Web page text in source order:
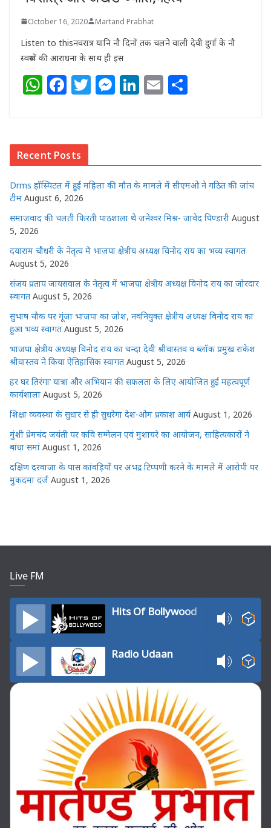
October 16, 2020 Martand Prabhat
Listen to thisनवरात्र यानि नौ दिनों तक चलने वाली देवी दुर्गा के नौ
स्वरूपों की आराधना के साथ ही इस
W
s
A
p
p
F
e
b
o
o
k
T
r
M
n
g
r
Li
dI
n
E
Recent Posts
Drms हॉस्पिटल में हुई महिला की मौत के मामले में सीएमओ ने गठित की जांच
टीम August 6, 2026
समाजवाद की चलती फिरती पाठशाला थे जनेश्वर मिश्र- जावेद पिण्डारी August
5, 2026
दयाराम चौधरी के नेतृत्व में भाजपा क्षेत्रीय अध्यक्ष विनोद राय का भव्य स्वागत
August 5, 2026
संजय प्रताप जायसवाल के नेतृत्व में भाजपा क्षेत्रीय अध्यक्ष विनोद राय का जोरदार
स्वागत August 5, 2026
सुभाष चौक पर गूंजा भाजपा का जोश, नवनियुक्त क्षेत्रीय अध्यक्ष विनोद राय का
हुआ भव्य स्वागत August 5, 2026
भाजपा क्षेत्रीय अध्यक्ष विनोद राय का चन्दा देवी श्रीवास्तव व ब्लॉक प्रमुख राकेश
श्रीवास्तव ने किया ऐतिहासिक स्वागत August 5, 2026
हर घर तिरंगा’ यात्रा और अभियान की सफलता के लिए आयोजित हुई महत्वपूर्ण
कार्यशाला August 5, 2026
शिक्षा व्यवस्था के सुधार से ही सुधरेगा देश-ओम प्रकाश आर्य August 1, 2026
मुंशी प्रेमचंद जयंती पर कवि सम्मेलन एवं मुशायरे का आयोजन, साहित्यकारों ने
बांधा समां August 1, 2026
दक्षिण दरवाजा के पास कांवड़ियों पर अभद्र टिप्पणी करने के मामले में आरोपी पर
मुकदमा दर्ज August 1, 2026
Live FM
Hits Of Bollywood
Radio Udaan